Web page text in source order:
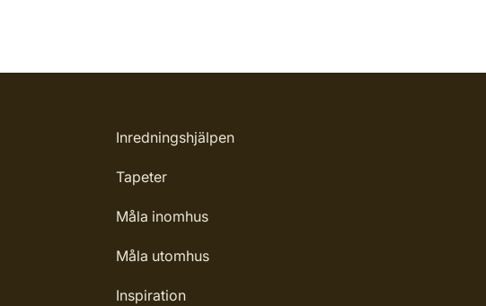
Inredningshjälpen
Tapeter
Måla inomhus
Måla utomhus
Inspiration